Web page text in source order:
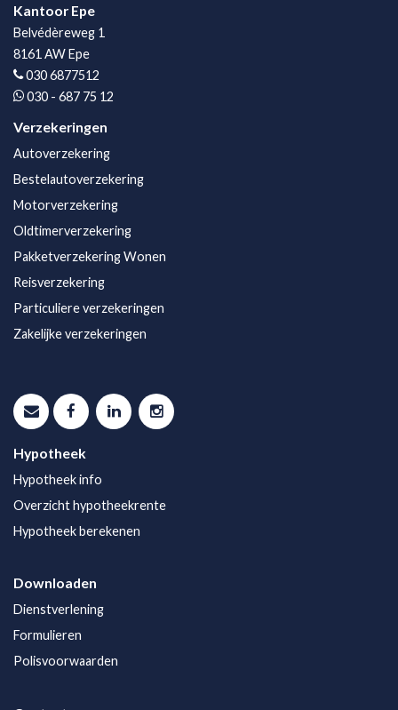
Kantoor Epe
Belvédèreweg 1
8161 AW Epe
030 6877512
030 - 687 75 12
Verzekeringen
Autoverzekering
Bestelautoverzekering
Motorverzekering
Oldtimerverzekering
Pakketverzekering Wonen
Reisverzekering
Particuliere verzekeringen
Zakelijke verzekeringen
Hypotheek
Hypotheek info
Overzicht hypotheekrente
Hypotheek berekenen
Downloaden
Dienstverlening
Formulieren
Polisvoorwaarden